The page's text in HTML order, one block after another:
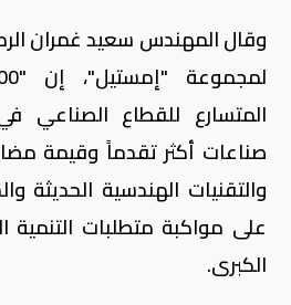
وقال المهندس سعيد غمران
المتسارع للقطاع الصناعي
صناعات أكثر تقدماً وقيمة
والتقنيات الهندسية الحديثة
على مواكبة متطلبات التنمية
الكبرى.